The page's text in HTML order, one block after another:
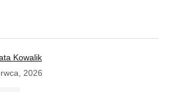
Kowalik
2026